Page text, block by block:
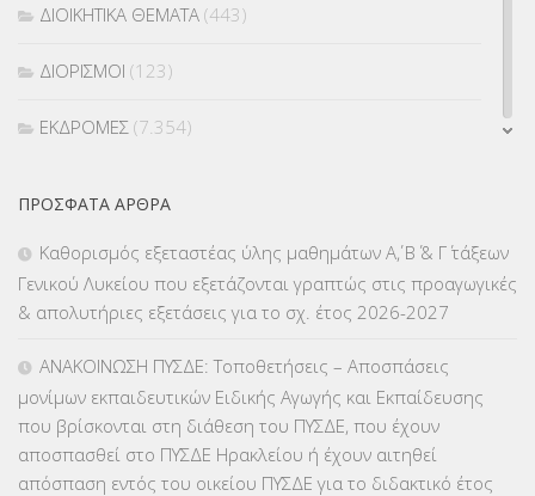
ΔΙΟΙΚΗΤΙΚΑ ΘΕΜΑΤΑ (443)
ΔΙΟΡΙΣΜΟΙ (123)
ΕΚΔΡΟΜΕΣ (7.354)
ΕΠΙΜΟΡΦΩΣΗ Τ.Π.Ε.(10)
ΚΕΣΥ(60)
ΚΕΣΥΠ(109)
ΠΡΌΣΦΑΤΑ ΆΡΘΡΑ
Καθορισμός εξεταστέας ύλης μαθημάτων Α΄, Β΄ & Γ΄ τάξεων
Γενικού Λυκείου που εξετάζονται γραπτώς στις προαγωγικές
& απολυτήριες εξετάσεις για το σχ. έτος 2026-2027
ΑΝΑΚΟΙΝΩΣΗ ΠΥΣΔΕ: Τοποθετήσεις – Αποσπάσεις
μονίμων εκπαιδευτικών Ειδικής Αγωγής και Εκπαίδευσης
που βρίσκονται στη διάθεση του ΠΥΣΔΕ, που έχουν
αποσπασθεί στο ΠΥΣΔΕ Ηρακλείου ή έχουν αιτηθεί
απόσπαση εντός του οικείου ΠΥΣΔΕ για το διδακτικό έτος